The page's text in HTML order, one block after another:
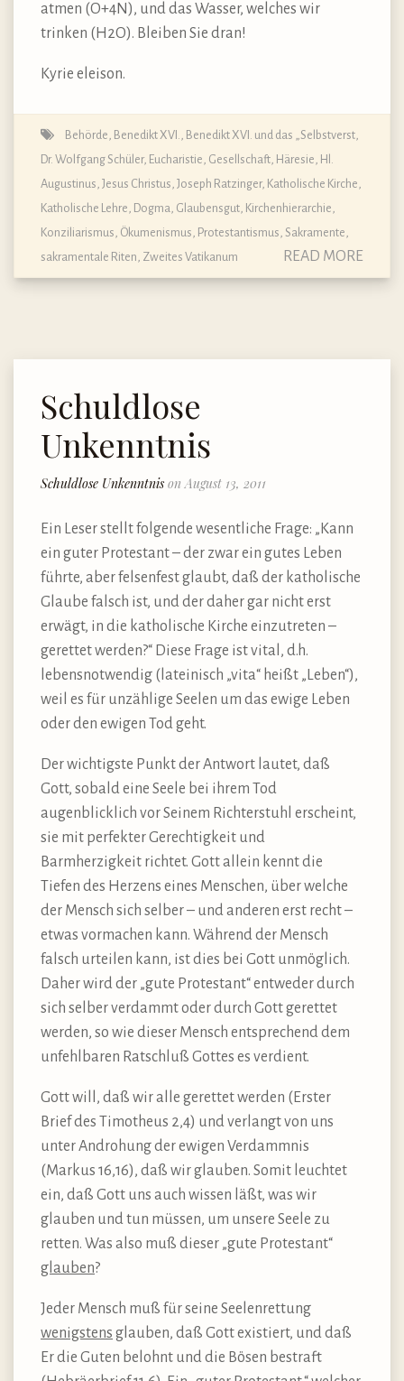
atmen (O+4N), und das Wasser, welches wir
trinken (H2O). Bleiben Sie dran!
Kyrie eleison.
Behörde, Benedikt XVI., Benedikt XVI. und das „Selbstverst,
Dr. Wolfgang Schüler, Eucharistie, Gesellschaft, Häresie, Hl.
Augustinus, Jesus Christus, Joseph Ratzinger, Katholische Kirche,
Katholische Lehre, Dogma, Glaubensgut, Kirchenhierarchie,
Konziliarismus, Ökumenismus, Protestantismus, Sakramente,
sakramentale Riten, Zweites Vatikanum READ MORE
Schuldlose
Unkenntnis
Schuldlose Unkenntnis on August 13, 2011
Ein Leser stellt folgende wesentliche Frage: „Kann
ein guter Protestant – der zwar ein gutes Leben
führte, aber felsenfest glaubt, daß der katholische
Glaube falsch ist, und der daher gar nicht erst
erwägt, in die katholische Kirche einzutreten –
gerettet werden?“ Diese Frage ist vital, d.h.
lebensnotwendig (lateinisch „vita“ heißt „Leben“),
weil es für unzählige Seelen um das ewige Leben
oder den ewigen Tod geht.
Der wichtigste Punkt der Antwort lautet, daß
Gott, sobald eine Seele bei ihrem Tod
augenblicklich vor Seinem Richterstuhl erscheint,
sie mit perfekter Gerechtigkeit und
Barmherzigkeit richtet. Gott allein kennt die
Tiefen des Herzens eines Menschen, über welche
der Mensch sich selber – und anderen erst recht –
etwas vormachen kann. Während der Mensch
falsch urteilen kann, ist dies bei Gott unmöglich.
Daher wird der „gute Protestant“ entweder durch
sich selber verdammt oder durch Gott gerettet
werden, so wie dieser Mensch entsprechend dem
unfehlbaren Ratschluß Gottes es verdient.
Gott will, daß wir alle gerettet werden (Erster
Brief des Timotheus 2,4) und verlangt von uns
unter Androhung der ewigen Verdammnis
(Markus 16,16), daß wir glauben. Somit leuchtet
ein, daß Gott uns auch wissen läßt, was wir
glauben und tun müssen, um unsere Seele zu
retten. Was also muß dieser „gute Protestant“
glauben?
Jeder Mensch muß für seine Seelenrettung
wenigstens glauben, daß Gott existiert, und daß
Er die Guten belohnt und die Bösen bestraft